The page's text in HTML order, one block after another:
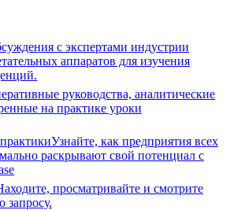
с экспертами индустрии
аппаратов для изучения
руководства, аналитические
на практике уроки
Узнайте, как предприятия всех
раскрывают свой потенциал с
просматривайте и смотрите
запросу.